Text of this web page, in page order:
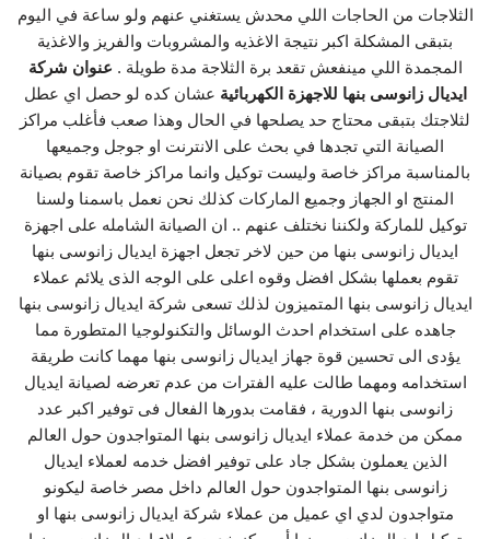
الثلاجات من الحاجات اللي محدش يستغني عنهم ولو ساعة في اليوم
بتبقى المشكلة اكبر نتيجة الاغذيه والمشروبات والفريز والاغذية
المجمدة اللي مينفعش تقعد برة الثلاجة مدة طويلة . عنوان شركة
ايديال زانوسى بنها للاجهزة الكهربائية عشان كده لو حصل اي عطل
لثلاجتك بتبقى محتاج حد يصلحها في الحال وهذا صعب فأغلب مراكز
الصيانة التي تجدها في بحث على الانترنت او جوجل وجميعها
بالمناسبة مراكز خاصة وليست توكيل وانما مراكز خاصة تقوم بصيانة
المنتج او الجهاز وجميع الماركات كذلك نحن نعمل باسمنا ولسنا
توكيل للماركة ولكننا نختلف عنهم .. ان الصيانة الشامله على اجهزة
ايديال زانوسى بنها من حين لاخر تجعل اجهزة ايديال زانوسى بنها
تقوم بعملها بشكل افضل وقوه اعلى على الوجه الذى يلائم عملاء
ايديال زانوسى بنها المتميزون لذلك تسعى شركة ايديال زانوسى بنها
جاهده على استخدام احدث الوسائل والتكنولوجيا المتطورة مما
يؤدى الى تحسين قوة جهاز ايديال زانوسى بنها مهما كانت طريقة
استخدامه ومهما طالت عليه الفترات من عدم تعرضه لصيانة ايديال
زانوسى بنها الدورية ، فقامت بدورها الفعال فى توفير اكبر عدد
ممكن من خدمة عملاء ايديال زانوسى بنها المتواجدون حول العالم
الذين يعملون بشكل جاد على توفير افضل خدمه لعملاء ايديال
زانوسى بنها المتواجدون حول العالم داخل مصر خاصة ليكونو
متواجدون لدي اي عميل من عملاء شركة ايديال زانوسى بنها او